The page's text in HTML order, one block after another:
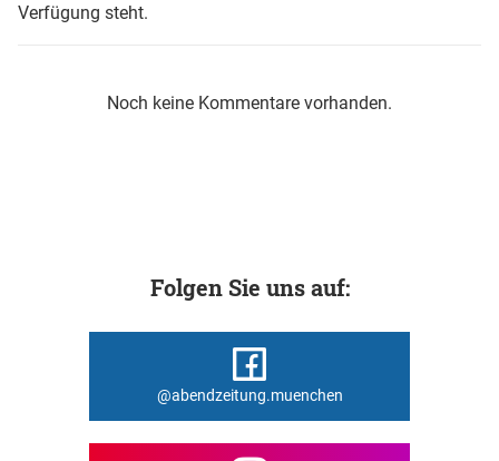
Verfügung steht.
Noch keine Kommentare vorhanden.
Folgen Sie uns auf:
@abendzeitung.muenchen